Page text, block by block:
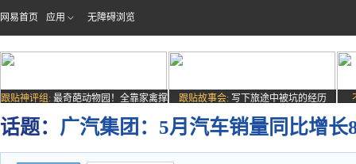
网易首页 应用 无障碍浏览
跟贴神评组: 最奇葩动物园！全靠家禽撑
场子
跟贴故事会: 写下旅途中被坑的经历
话题： 广汽集团：5月汽车销量同比增长